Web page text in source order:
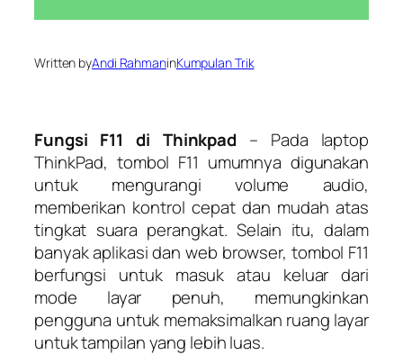
Written byAndi RahmaninKumpulan Trik
Fungsi F11 di Thinkpad – Pada laptop
ThinkPad, tombol F11 umumnya digunakan
untuk mengurangi volume audio,
memberikan kontrol cepat dan mudah atas
tingkat suara perangkat. Selain itu, dalam
banyak aplikasi dan web browser, tombol F11
berfungsi untuk masuk atau keluar dari
mode layar penuh, memungkinkan
pengguna untuk memaksimalkan ruang layar
untuk tampilan yang lebih luas.